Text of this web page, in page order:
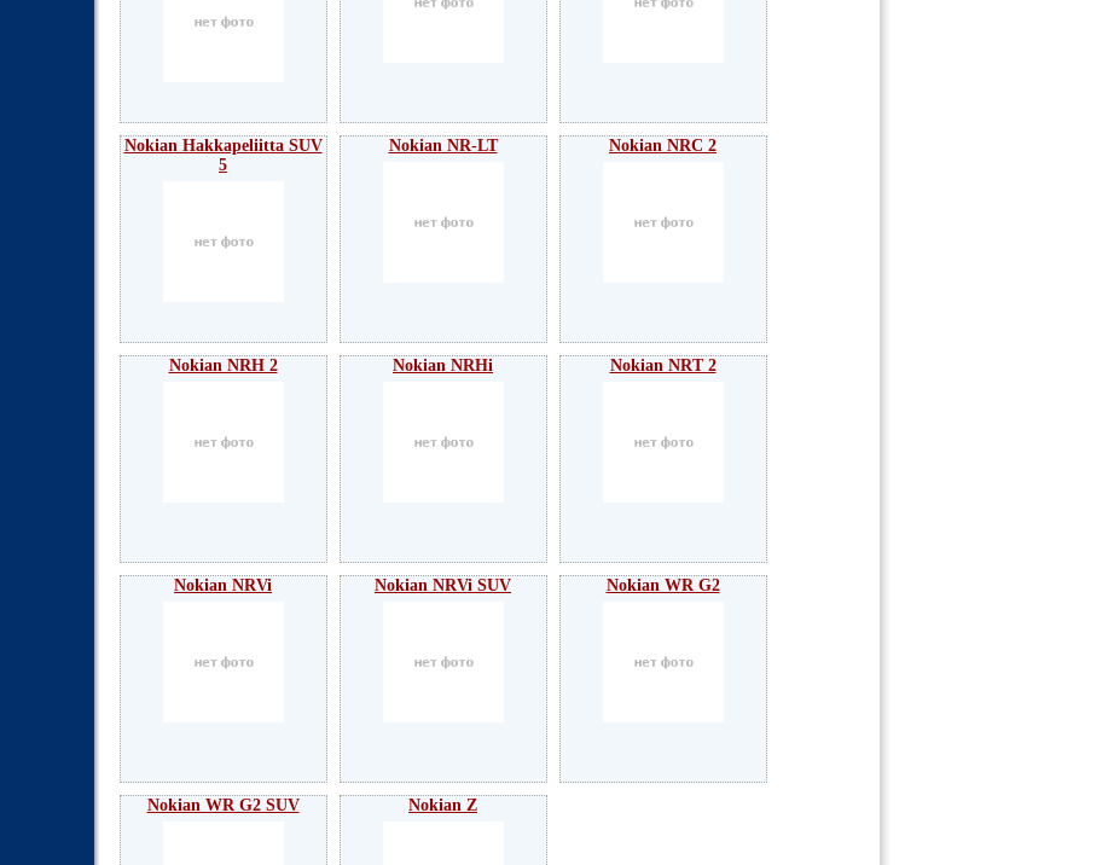
Nokian Hakkapeliitta SUV
5
Nokian NR-LT Nokian NRC 2
Nokian NRH 2 Nokian NRHi Nokian NRT 2
Nokian NRVi Nokian NRVi SUV Nokian WR G2
Nokian WR G2 SUV Nokian Z